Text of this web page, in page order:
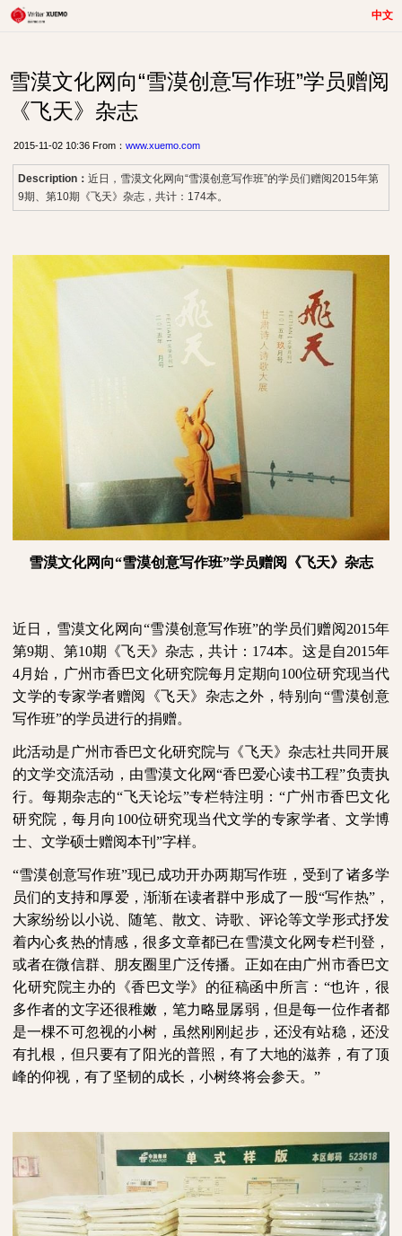
中文
雪漠文化网向“雪漠创意写作班”学员赠阅
《飞天》杂志
2015-11-02 10:36 From： www.xuemo.com
Description： 近日，雪漠文化网向“雪漠创意写作班”的学员们赠阅2015年第
9期、第10期《飞天》杂志，共计：174本。
雪漠文化网向“雪漠创意写作班”学员赠阅《飞天》杂志
近日，雪漠文化网向“雪漠创意写作班”的学员们赠阅2015年
第9期、第10期《飞天》杂志，共计： 174本。这是自2015年
4月始，广州市香巴文化研究院每月定期向100位研究现当代
文学的专家学者赠阅《飞天》杂志之外，特别向“雪漠创意
写作班”的学员进行的捐赠。
此活动是广州市香巴文化研究院与《飞天》杂志社共同开展
的文学交流活动，由雪漠文化网“香巴爱心读书工程”负责执
行。每期杂志的“飞天论坛”专栏特注明：“广州市香巴文化
研究院，每月向 100位研究现当代文学的专家学者、文学博
士、文学硕士赠阅本刊”字样。
“雪漠创意写作班”现已成功开办两期写作班，受到了诸多学
员们的支持和厚爱，渐渐在读者群中形成了一股“写作热”，
大家纷纷以小说、随笔、散文、诗歌、评论等文学形式抒发
着内心炙热的情感，很多文章都已在雪漠文化网专栏刊登，
或者在微信群、朋友圈里广泛传播。正如在由广州市香巴文
化研究院主办的《香巴文学》的征稿函中所言：“也许，很
多作者的文字还很稚嫩，笔力略显孱弱，但是每一位作者都
是一棵不可忽视的小树，虽然刚刚起步，还没有站稳，还没
有扎根，但只要有了阳光的普照，有了大地的滋养，有了顶
峰的仰视，有了坚韧的成长，小树终将会参天。”